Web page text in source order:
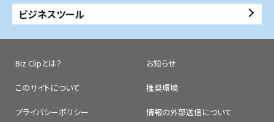
ビジネスツール
Biz Clipとは？ お知らせ
このサイトについて 推奨環境
プライバシーポリシー 情報の外部送信について